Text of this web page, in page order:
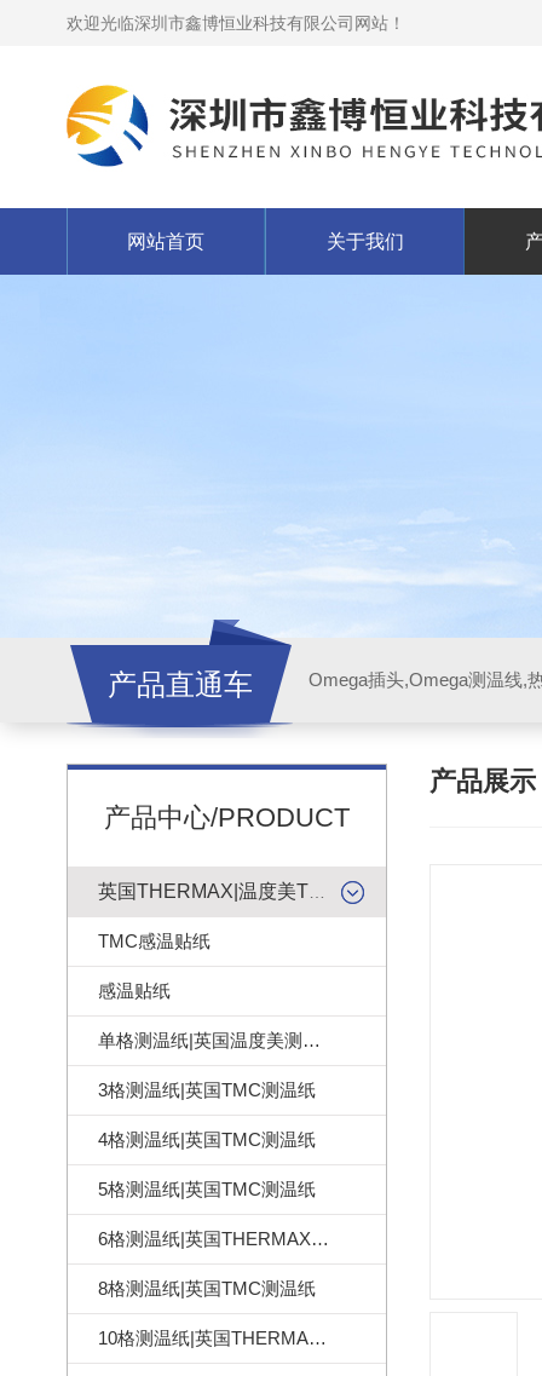
欢迎光临深圳市鑫博恒业科技有限公司网站！
网站首页 关于我们
产品直通车
产品中心/PRODUCT
TMC感温贴纸
感温贴纸
单格测温纸|英国温度美测温纸
3格测温纸|英国TMC测温纸
4格测温纸|英国TMC测温纸
5格测温纸|英国TMC测温纸
6格测温纸|英国THERMAX测温纸
8格测温纸|英国TMC测温纸
10格测温纸|英国THERMAX测温纸
产品展示